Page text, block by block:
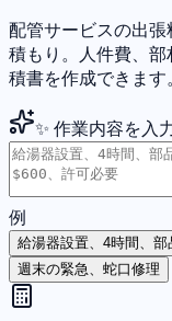
配管サービスの出
積もり。人件費、
積書を作成できます。
✨ 作業内容を入
例
給湯器設置、4時間、部
週末の緊急、蛇口修理